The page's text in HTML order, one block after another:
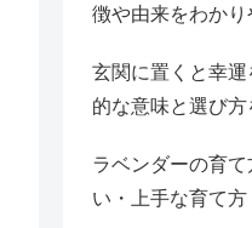
徴や由来をわかり
玄関に置くと幸
的な意味と選び方
ラベンダーの育
い・上手な育て